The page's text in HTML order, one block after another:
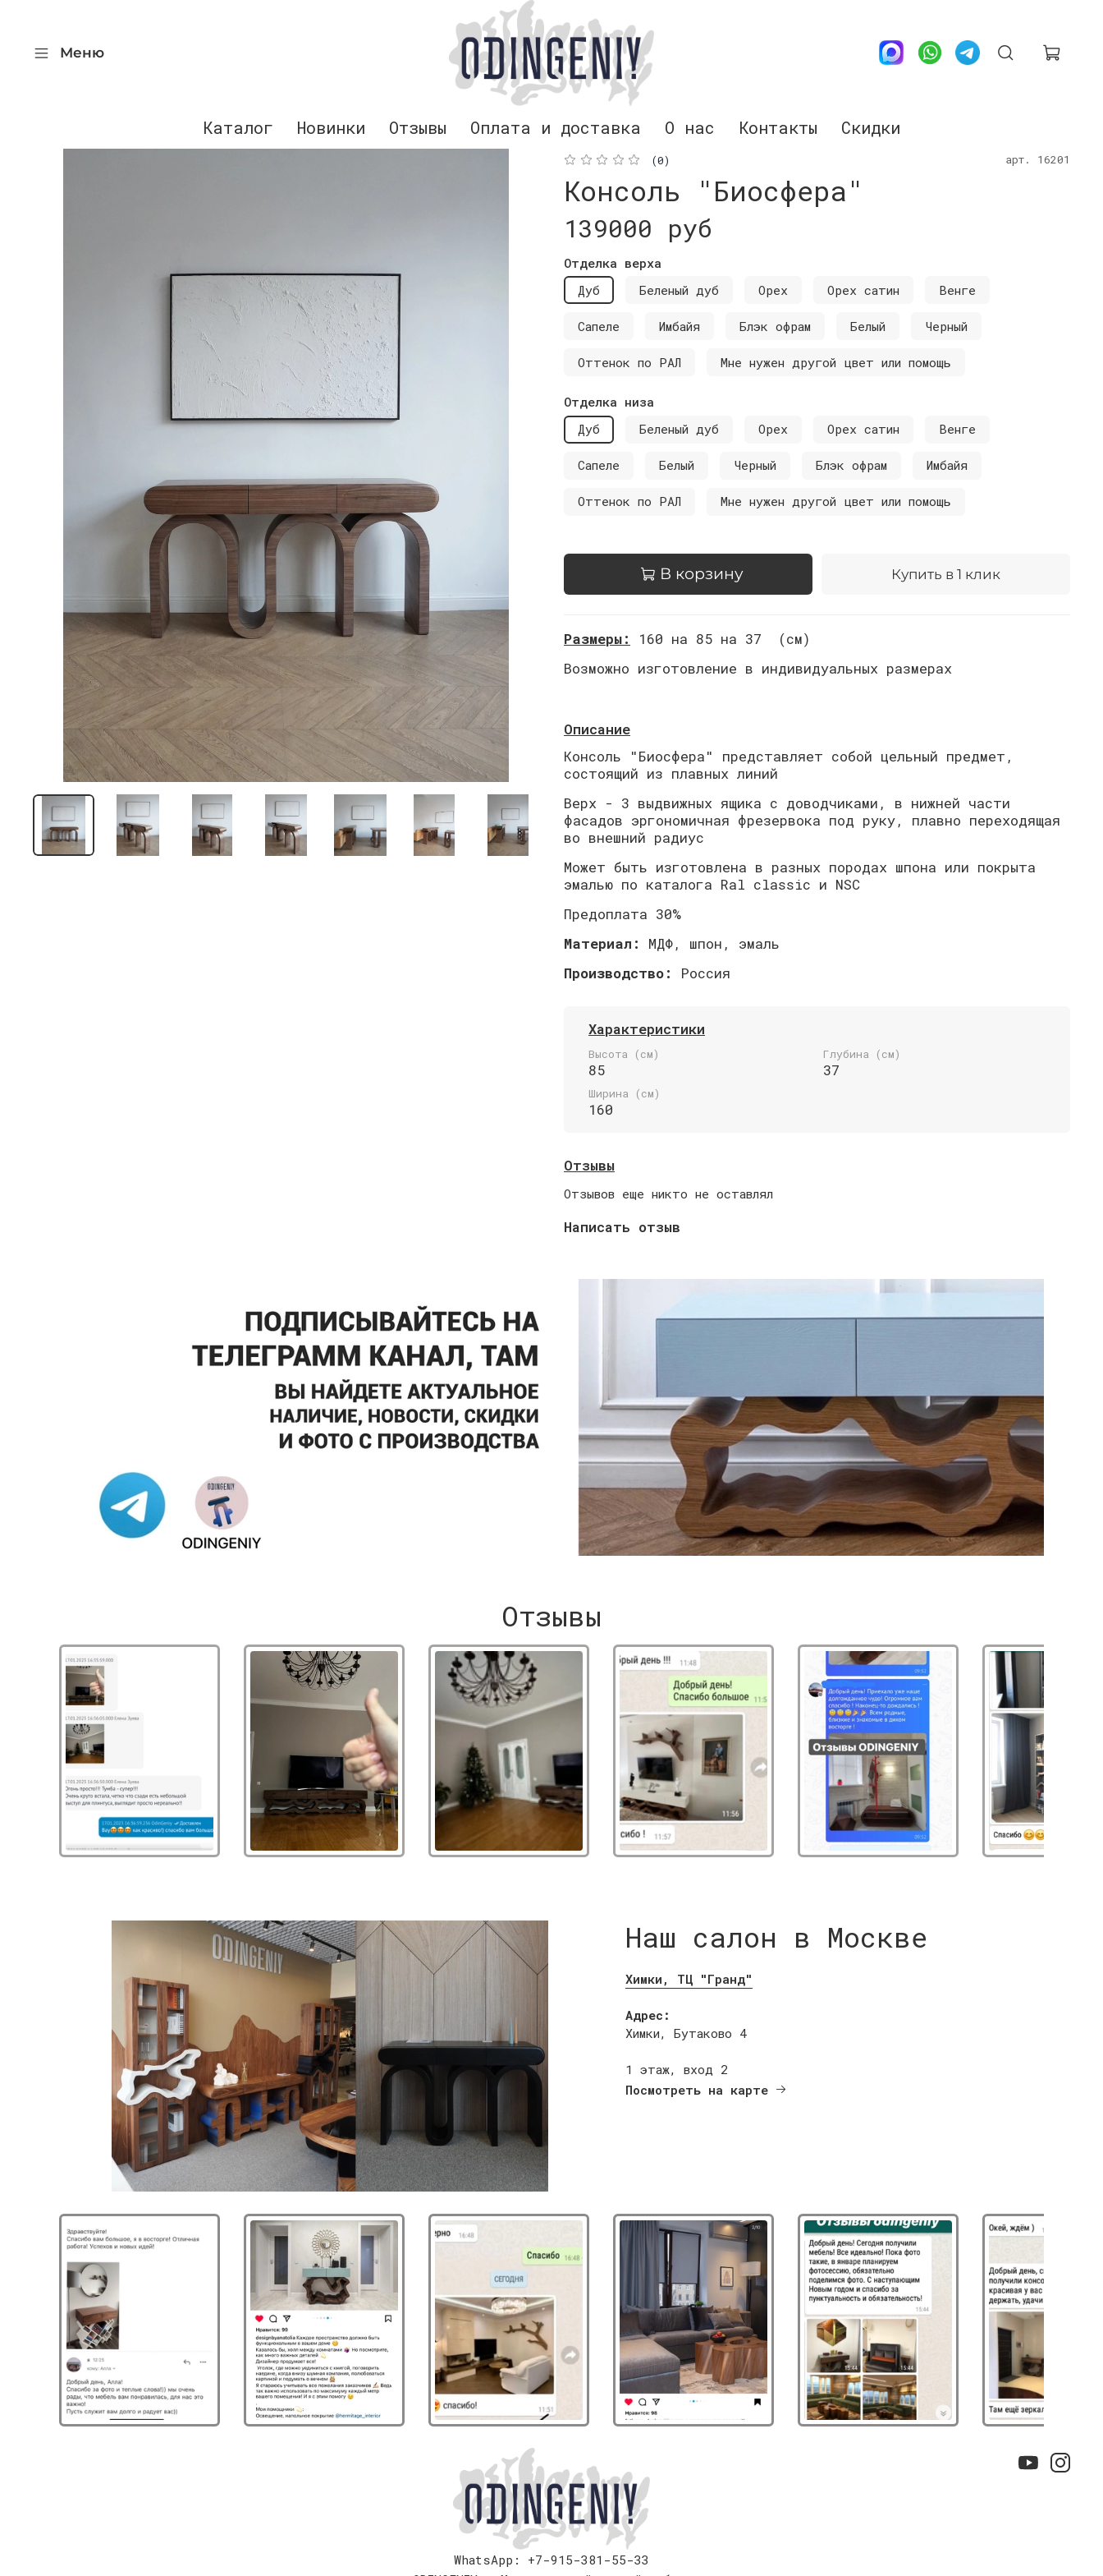
Меню
Каталог Новинки Отзывы Оплата и доставка О нас Контакты Скидки
(0) арт. 16201
Консоль "Биосфера"
139000 руб
Отделка верха
Дуб
Беленый дуб Орех Орех сатин Венге
Сапеле Имбайя Блэк офрам Белый Черный
Оттенок по РАЛ Мне нужен другой цвет или помощь
Отделка низа
Дуб
Беленый дуб Орех Орех сатин Венге
Сапеле Белый Черный Блэк офрам Имбайя
Оттенок по РАЛ Мне нужен другой цвет или помощь
В корзину Купить в 1 клик
Размеры:
160 на 85 на 37 (см)
Возможно изготовление в индивидуальных размерах
Описание
Консоль "Биосфера" представляет собой цельный предмет,
состоящий из плавных линий
Верх - 3 выдвижных ящика с доводчиками, в нижней части
фасадов эргономичная фрезервока под руку, плавно переходящая
во внешний радиус
Может быть изготовлена в разных породах шпона или покрыта
эмалью по каталога Ral classic и NSC
Предоплата 30%
Материал:
МДФ, шпон, эмаль
Производство:
Россия
Характеристики
Высота (см)
85
Глубина (см)
37
Ширина (см)
160
Отзывы
Отзывов еще никто не оставлял
Написать отзыв
Отзывы
Наш салон в Москве
Химки, ТЦ "Гранд"
Адрес:
Химки, Бутаково 4
1 этаж, вход 2
Посмотреть на карте
WhatsApp: +7-915-381-55-33